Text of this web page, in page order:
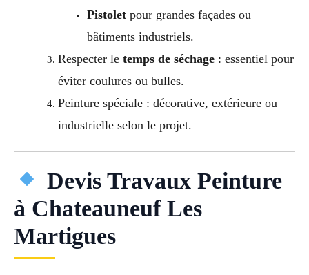
Pistoletpour grandes façades ou
bâtiments industriels.
Respecter le temps de séchage: essentiel pour
éviter coulures ou bulles.
Peinture spéciale : décorative, extérieure ou
industrielle selon le projet.
Devis Travaux Peinture
à Chateauneuf Les
Martigues